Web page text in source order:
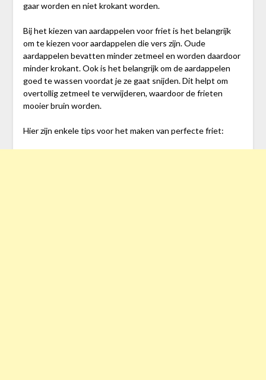
gaar worden en niet krokant worden.
Bij het kiezen van aardappelen voor friet is het belangrijk
om te kiezen voor aardappelen die vers zijn. Oude
aardappelen bevatten minder zetmeel en worden daardoor
minder krokant. Ook is het belangrijk om de aardappelen
goed te wassen voordat je ze gaat snijden. Dit helpt om
overtollig zetmeel te verwijderen, waardoor de frieten
mooier bruin worden.
Hier zijn enkele tips voor het maken van perfecte friet: